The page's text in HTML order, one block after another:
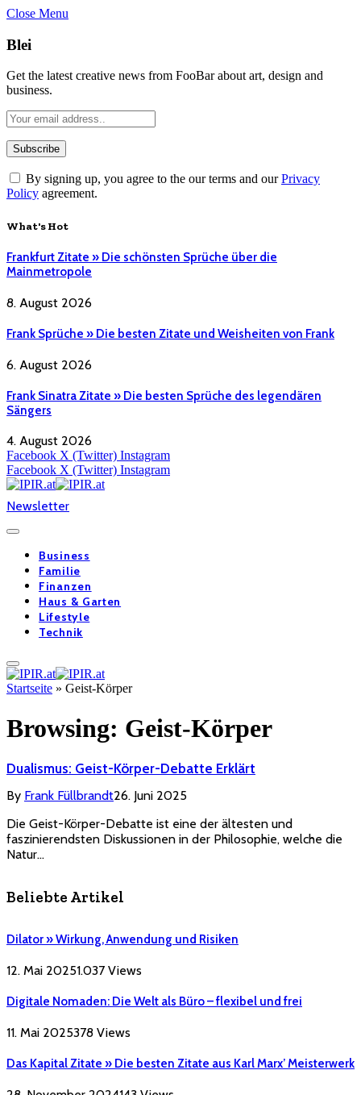
Close Menu
Blei
Get the latest creative news from FooBar about art, design and
business.
By signing up, you agree to the our terms and ourPrivacy
Policy agreement.
What's Hot
Frankfurt Zitate » Die schönsten Sprüche über die
Mainmetropole
8. August 2026
Frank Sprüche » Die besten Zitate und Weisheiten von Frank
6. August 2026
Frank Sinatra Zitate » Die besten Sprüche des legendären
Sängers
4. August 2026
Facebook X (Twitter) Instagram
Facebook X (Twitter) Instagram
Newsletter
Business
Familie
Finanzen
Haus & Garten
Lifestyle
Technik
Startseite » Geist-Körper
Browsing: Geist-Körper
Dualismus: Geist-Körper-Debatte Erklärt
By Frank Füllbrandt26. Juni 2025
Die Geist-Körper-Debatte ist eine der ältesten und
faszinierendsten Diskussionen in der Philosophie, welche die
Natur…
Beliebte Artikel
Dilator » Wirkung, Anwendung und Risiken
12. Mai 20251.037 Views
Digitale Nomaden: Die Welt als Büro – flexibel und frei
11. Mai 2025378 Views
Das Kapital Zitate » Die besten Zitate aus Karl Marx’ Meisterwerk